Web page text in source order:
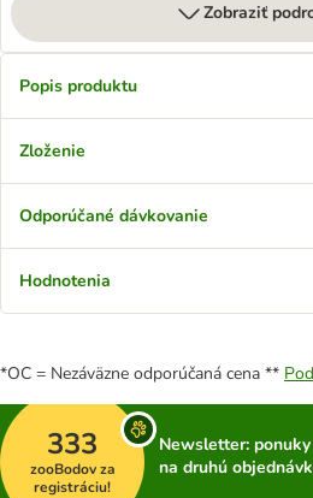
Zobraziť
Popis produktu
Zloženie
Odporúčané dávkovanie
Hodnotenia
*OC = Nezáväzne odporúčaná cena **
333
zooBodov za
registráciu!
Newsletter:
na druhú